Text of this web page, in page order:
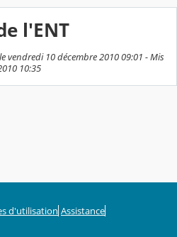
l'ENT
vendredi 10 décembre 2010 09:01 - Mis
10:35
d'utilisation Assistance